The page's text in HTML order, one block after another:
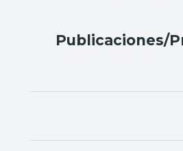
Publicaciones/